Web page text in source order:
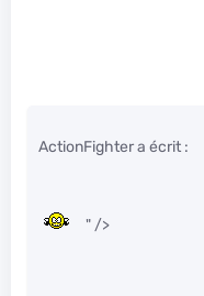
ActionFighter a écrit :
" />